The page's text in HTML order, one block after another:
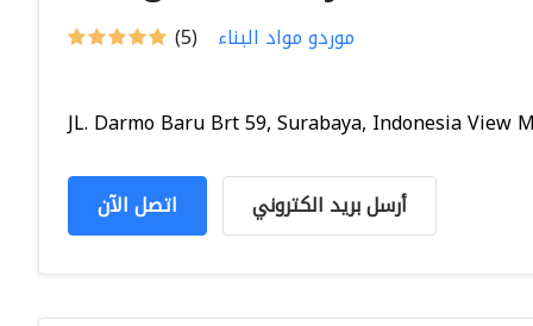
(5) موردو مواد البناء
JL. Darmo Baru Brt 59, Surabaya, Indonesia View
اتصل الآن أرسل بريد الكتروني